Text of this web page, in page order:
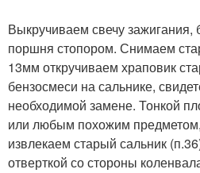
Выкручиваем свечу
поршня стопором. Снимаем
13мм откручиваем храповик
бензосмеси на сальнике,
необходимой замене. Тонкой
или любым похожим предметом,
извлекаем старый сальник
отверткой со стороны